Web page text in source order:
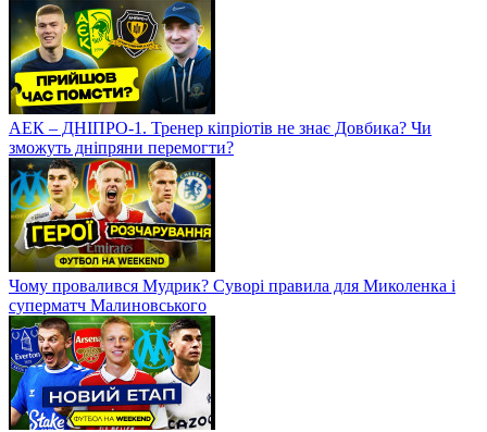
АЕК – ДНІПРО-1. Тренер кіпріотів не знає Довбика? Чи
зможуть дніпряни перемогти?
Чому провалився Мудрик? Суворі правила для Миколенка і
суперматч Малиновського